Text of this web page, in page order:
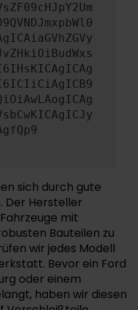
sich durch gute
Der Hersteller
mit
Bauteilen zu
wir jedes Modell
Bevor ein Ford
oder einem
haben wir diesen